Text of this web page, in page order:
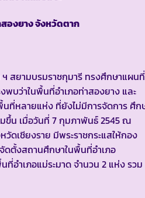
องยาง จังหวัดตาก
ามบรมราชกุมารี ทรงศึกษาแผนที่
บว่าในพื้นที่อำเภอท่าสองยาง และ
ที่หลายแห่ง ที่ยังไม่มีการจัดการ ศึก
ขึ้น เมื่อวันที่ 7 กุมภาพันธ์ 2545 ณ
วัดเชียงราย มีพระราชกระแสให้กอง
ดตั้งสถานศึกษาในพื้นที่อำเภอ
ที่อำเภอแม่ระมาด จำนวน 2 แห่ง รวม